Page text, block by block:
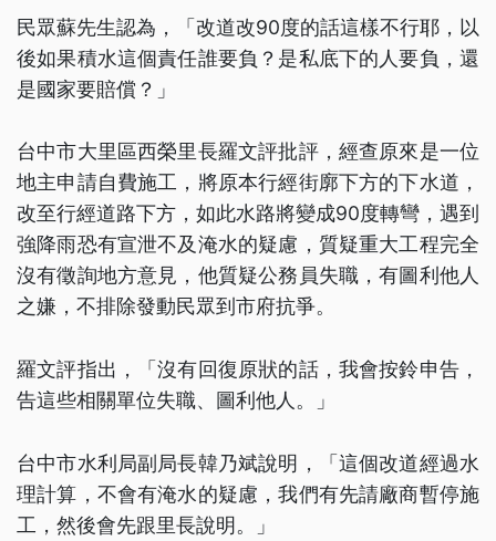
民眾蘇先生認為，「改道改90度的話這樣不行耶，以
後如果積水這個責任誰要負？是私底下的人要負，還
是國家要賠償？」
台中市大里區西榮里長羅文評批評，經查原來是一位
地主申請自費施工，將原本行經街廓下方的下水道，
改至行經道路下方，如此水路將變成90度轉彎，遇到
強降雨恐有宣泄不及淹水的疑慮，質疑重大工程完全
沒有徵詢地方意見，他質疑公務員失職，有圖利他人
之嫌，不排除發動民眾到市府抗爭。
羅文評指出，「沒有回復原狀的話，我會按鈴申告，
告這些相關單位失職、圖利他人。」
台中市水利局副局長韓乃斌說明，「這個改道經過水
理計算，不會有淹水的疑慮，我們有先請廠商暫停施
工，然後會先跟里長說明。」